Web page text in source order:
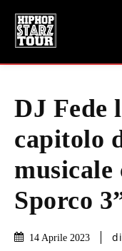
DJ Fede
capitolo
musicale
Sporco
14 Aprile 2023 di